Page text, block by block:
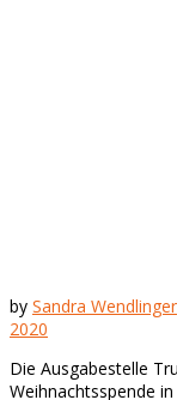
by Sandra Wendlinger
2020
Die Ausgabestelle
Weihnachtsspende